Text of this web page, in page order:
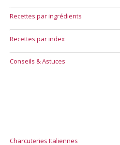
Recettes par ingrédients
Recettes par index
Conseils & Astuces
Charcuteries Italiennes